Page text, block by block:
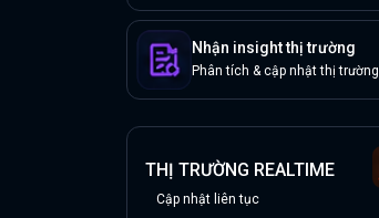
Nhận insight thị trường
Phân tích & cập nhật thị trường
THỊ TRƯỜNG REALTIME
Cập nhật liên tục